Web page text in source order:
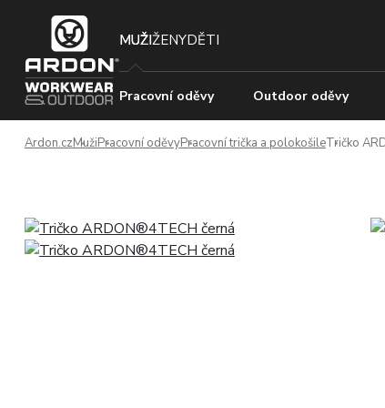
MUŽIŽENYDĚTI
Pracovní oděvy Outdoor oděvy
Ardon.czMužiPracovní oděvyPracovní trička a polokošileTričko